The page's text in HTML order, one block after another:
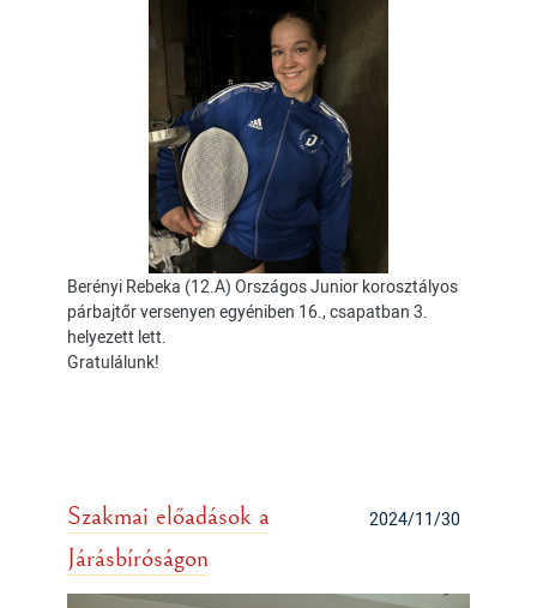
Berényi Rebeka (12.A) Országos Junior korosztályos
párbajtőr versenyen egyéniben 16., csapatban 3.
helyezett lett.
Gratulálunk!
2024/11/30
Szakmai előadások a
Járásbíróságon